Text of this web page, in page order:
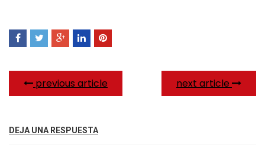
previous article next article
DEJA UNA RESPUESTA